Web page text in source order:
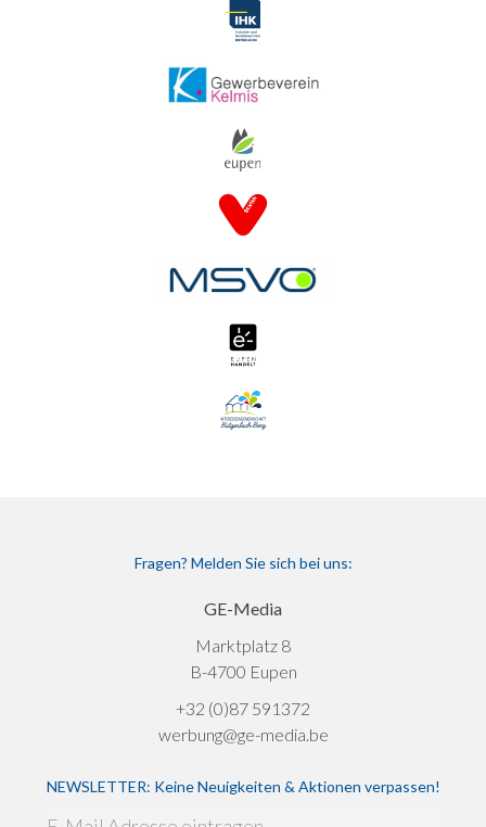
Fragen? Melden Sie sich bei uns:
GE-Media
Marktplatz 8
B-4700 Eupen
+32 (0)87 591372
werbung@ge-media.be
NEWSLETTER: Keine Neuigkeiten & Aktionen verpassen!